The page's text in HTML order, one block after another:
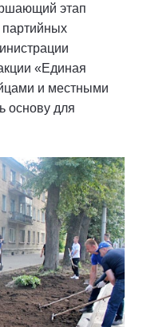
этап
партийных
«Единая
и местными
основу для